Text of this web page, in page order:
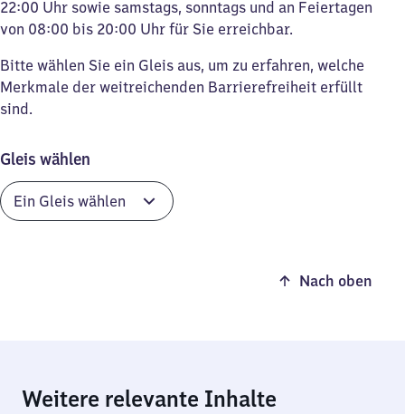
22:00 Uhr sowie samstags, sonntags und an Feiertagen
von 08:00 bis 20:00 Uhr für Sie erreichbar.
Bitte wählen Sie ein Gleis aus, um zu erfahren, welche
Merkmale der weitreichenden Barrierefreiheit erfüllt
sind.
Gleis wählen
Nach oben
Weitere relevante Inhalte